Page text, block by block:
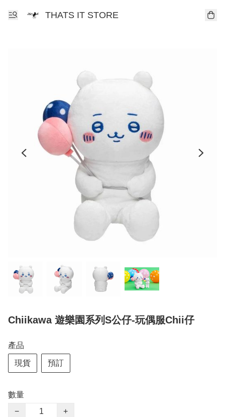
THATS IT STORE
Chiikawa 遊樂園系列S公仔-玩偶服Chii仔
產品
現貨 預訂
數量
−
+